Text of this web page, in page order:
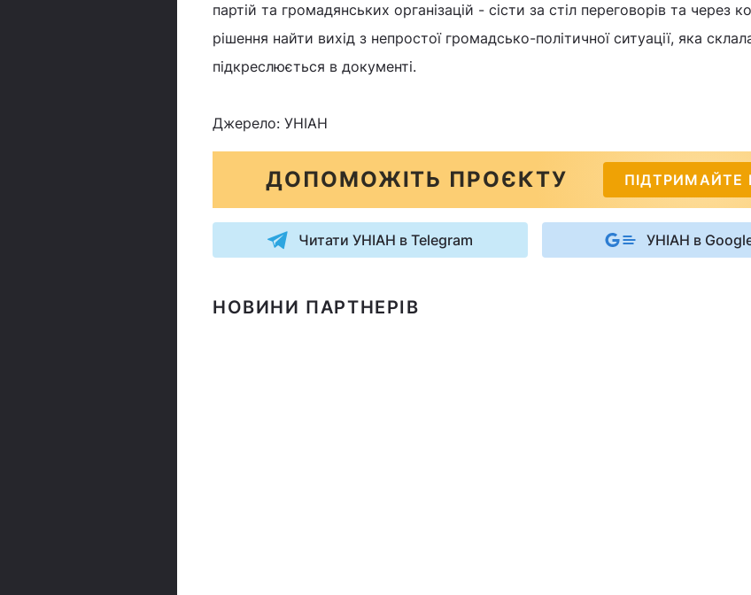
партій та громадянських організацій - сісти за стіл переговорів та через
рішення найти вихід з непростої громадсько-політичної ситуації, яка
підкреслюється в документі.
Джерело: УНІАН
ДОПОМОЖІТЬ ПРОЄКТУ ПІДТРИМАЙТЕ
Читати УНІАН в Telegram УНІАН в
НОВИНИ ПАРТНЕРІВ